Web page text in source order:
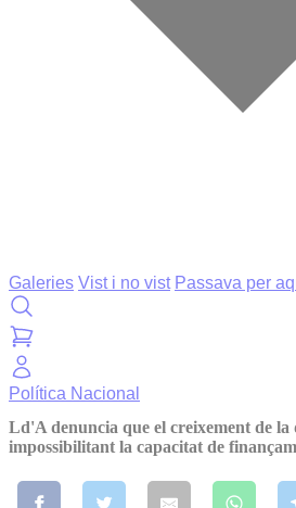
Galeries Vist i no vist Passava per
Política Nacional
Ld'A denuncia que el creixement de la
impossibilitant la capacitat de